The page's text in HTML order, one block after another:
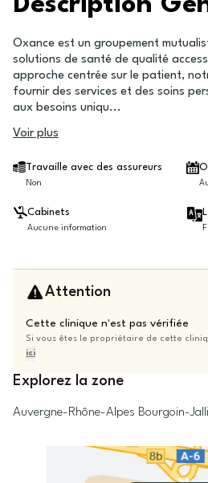
Oxance est un groupement
solutions de santé de qualité
approche centrée sur le patient,
fournir des services et des soins
aux besoins uniqu...
Voir plus
Travaille avec des assureurs
Non
Cabinets
Aucune information
Attention
Cette clinique n'est pas vérifiée
Si vous êtes le propriétaire de cette
ici
Explorez la zone
Auvergne-Rhône-Alpes Bourgoin-